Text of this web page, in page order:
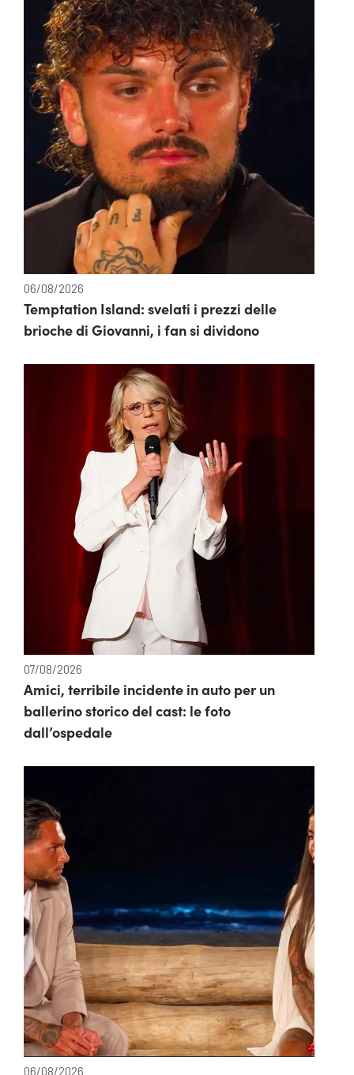
06/08/2026
Temptation Island: svelati i prezzi delle
brioche di Giovanni, i fan si dividono
07/08/2026
Amici, terribile incidente in auto per un
ballerino storico del cast: le foto
dall’ospedale
06/08/2026